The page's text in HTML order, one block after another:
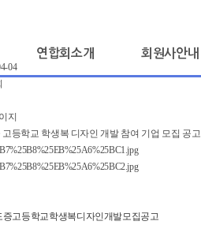
연합회소개 회원사안내
04
지
고등학교 학생복 디자인 개발 참여 기업 모집 공고
증고등학교학생복디자인개발모집공고